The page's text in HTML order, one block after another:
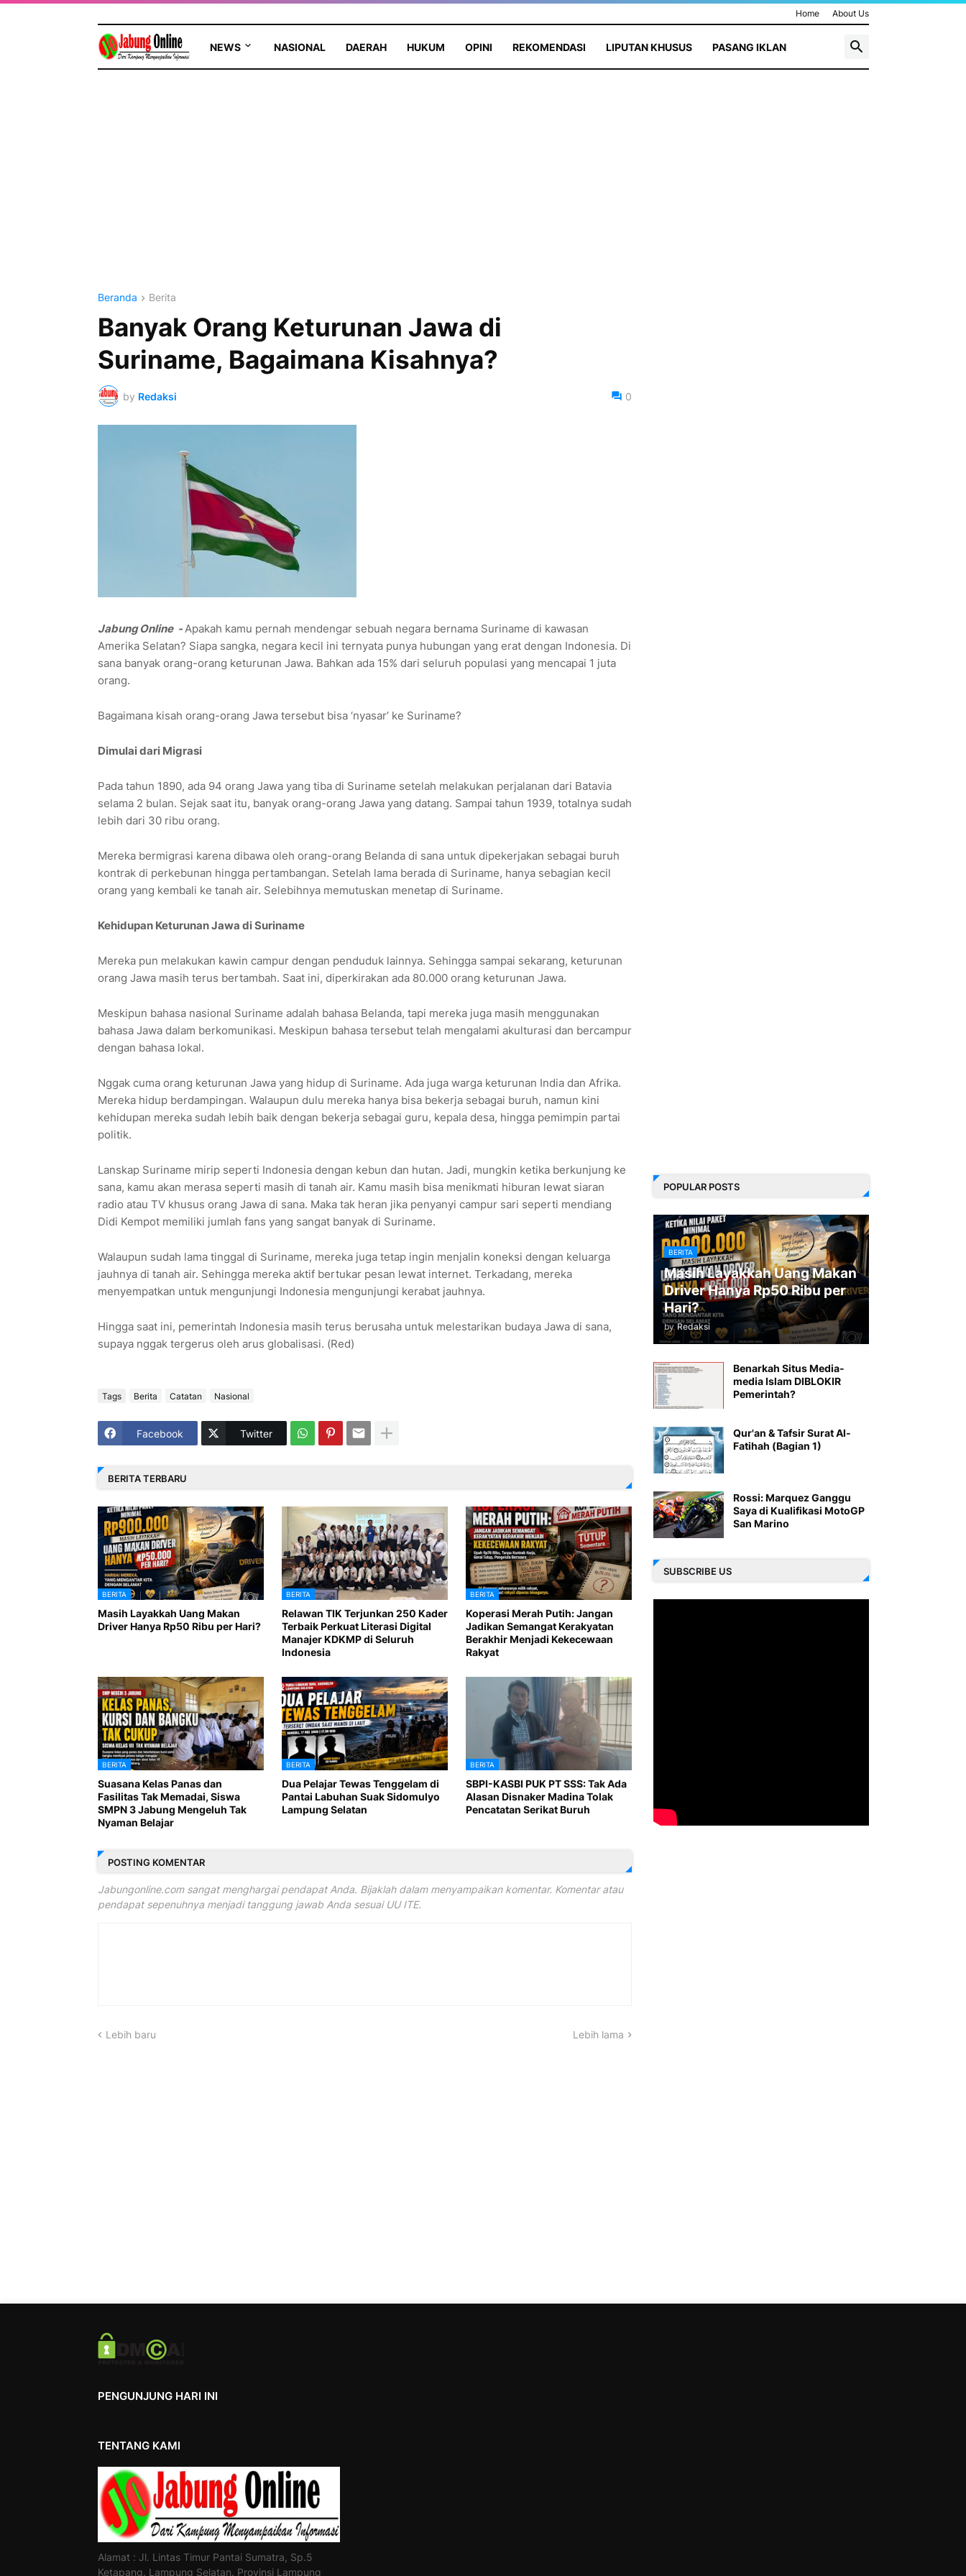
Home About Us
NEWS NASIONAL DAERAH HUKUM OPINI REKOMENDASI LIPUTAN KHUSUS PASANG IKLAN
Beranda Berita
Banyak Orang Keturunan Jawa di
Suriname, Bagaimana Kisahnya?
by Redaksi 0
Jabung Online -Apakah kamu pernah mendengar sebuah negara bernama Suriname di kawasan
Amerika Selatan? Siapa sangka, negara kecil ini ternyata punya hubungan yang erat dengan Indonesia. Di
sana banyak orang-orang keturunan Jawa. Bahkan ada 15% dari seluruh populasi yang mencapai 1 juta
orang.
Bagaimana kisah orang-orang Jawa tersebut bisa ‘nyasar’ ke Suriname?
Dimulai dari Migrasi
Pada tahun 1890, ada 94 orang Jawa yang tiba di Suriname setelah melakukan perjalanan dari Batavia
selama 2 bulan. Sejak saat itu, banyak orang-orang Jawa yang datang. Sampai tahun 1939, totalnya sudah
lebih dari 30 ribu orang.
Mereka bermigrasi karena dibawa oleh orang-orang Belanda di sana untuk dipekerjakan sebagai buruh
kontrak di perkebunan hingga pertambangan. Setelah lama berada di Suriname, hanya sebagian kecil
orang yang kembali ke tanah air. Selebihnya memutuskan menetap di Suriname.
Kehidupan Keturunan Jawa di Suriname
Mereka pun melakukan kawin campur dengan penduduk lainnya. Sehingga sampai sekarang, keturunan
orang Jawa masih terus bertambah. Saat ini, diperkirakan ada 80.000 orang keturunan Jawa.
Meskipun bahasa nasional Suriname adalah bahasa Belanda, tapi mereka juga masih menggunakan
bahasa Jawa dalam berkomunikasi. Meskipun bahasa tersebut telah mengalami akulturasi dan bercampur
dengan bahasa lokal.
Nggak cuma orang keturunan Jawa yang hidup di Suriname. Ada juga warga keturunan India dan Afrika.
Mereka hidup berdampingan. Walaupun dulu mereka hanya bisa bekerja sebagai buruh, namun kini
kehidupan mereka sudah lebih baik dengan bekerja sebagai guru, kepala desa, hingga pemimpin partai
politik.
Lanskap Suriname mirip seperti Indonesia dengan kebun dan hutan. Jadi, mungkin ketika berkunjung ke
sana, kamu akan merasa seperti masih di tanah air. Kamu masih bisa menikmati hiburan lewat siaran
radio atau TV khusus orang Jawa di sana. Maka tak heran jika penyanyi campur sari seperti mendiang
Didi Kempot memiliki jumlah fans yang sangat banyak di Suriname.
Walaupun sudah lama tinggal di Suriname, mereka juga tetap ingin menjalin koneksi dengan keluarga
jauhnya di tanah air. Sehingga mereka aktif bertukar pesan lewat internet. Terkadang, mereka
menyempatkan untuk mengunjungi Indonesia mengunjungi kerabat jauhnya.
Hingga saat ini, pemerintah Indonesia masih terus berusaha untuk melestarikan budaya Jawa di sana,
supaya nggak tergerus oleh arus globalisasi. (Red)
Tags Berita Catatan Nasional
Facebook Twitter
BERITA TERBARU
BERITA
Masih Layakkah Uang Makan
Driver Hanya Rp50 Ribu per Hari?
BERITA
Relawan TIK Terjunkan 250 Kader
Terbaik Perkuat Literasi Digital
Manajer KDKMP di Seluruh
Indonesia
BERITA
Koperasi Merah Putih: Jangan
Jadikan Semangat Kerakyatan
Berakhir Menjadi Kekecewaan
Rakyat
BERITA
Suasana Kelas Panas dan
Fasilitas Tak Memadai, Siswa
SMPN 3 Jabung Mengeluh Tak
Nyaman Belajar
BERITA
Dua Pelajar Tewas Tenggelam di
Pantai Labuhan Suak Sidomulyo
Lampung Selatan
BERITA
SBPI-KASBI PUK PT SSS: Tak Ada
Alasan Disnaker Madina Tolak
Pencatatan Serikat Buruh
POSTING KOMENTAR
Jabungonline.com sangat menghargai pendapat Anda. Bijaklah dalam menyampaikan komentar. Komentar atau
pendapat sepenuhnya menjadi tanggung jawab Anda sesuai UU ITE.
Lebih baru Lebih lama
POPULAR POSTS
BERITA
Masih Layakkah Uang Makan
Driver Hanya Rp50 Ribu per
Hari?
by Redaksi
Benarkah Situs Media-
media Islam DIBLOKIR
Pemerintah?
Qur'an & Tafsir Surat Al-
Fatihah (Bagian 1)
Rossi: Marquez Ganggu
Saya di Kualifikasi MotoGP
San Marino
SUBSCRIBE US
PENGUNJUNG HARI INI
TENTANG KAMI
Alamat : Jl. Lintas Timur Pantai Sumatra, Sp.5
Ketapang. Lampung Selatan. Provinsi Lampung